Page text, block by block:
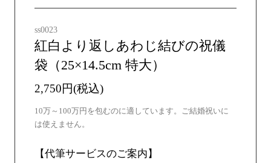
ss0023
紅白より返しあわじ結びの祝儀
袋（25×14.5cm 特大）
2,750円(税込)
10万～100万円を包むのに適しています。ご結婚祝いに
は使えません。
【代筆サービスのご案内】